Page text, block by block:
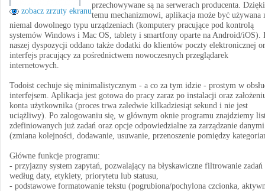
zobacz zrzuty ekranu
przechowywane są na serwerach producenta. Dzięki
temu mechanizmowi, aplikacja może być używana
niemal dowolnego typu urządzeniach (komputery pracujące pod kontrolą
systemów Windows i Mac OS, tablety i smartfony oparte na Android/iOS).
naszej dyspozycji oddano także dodatki do klientów poczty elektronicznej
interfejs pracujący za pośrednictwem nowoczesnych przeglądarek
internetowych.
Todoist cechuje się minimalistycznym - a co za tym idzie - prostym w
interfejsem. Aplikacja jest gotowa do pracy zaraz po instalacji oraz
konta użytkownika (proces trwa zaledwie kilkadziesiąt sekund i nie jest
uciążliwy). Po zalogowaniu się, w głównym oknie programu znajdziemy
zdefiniowanych już zadań oraz opcje odpowiedzialne za zarządzanie danymi
(zmiana kolejności, dodawanie, usuwanie, przenoszenie pomiędzy
Główne funkcje programu:
- przyjazny system zapytań, pozwalający na błyskawiczne filtrowanie zadań
według daty, etykiety, priorytetu lub statusu,
- podstawowe formatowanie tekstu (pogrubiona/pochylona czcionka,